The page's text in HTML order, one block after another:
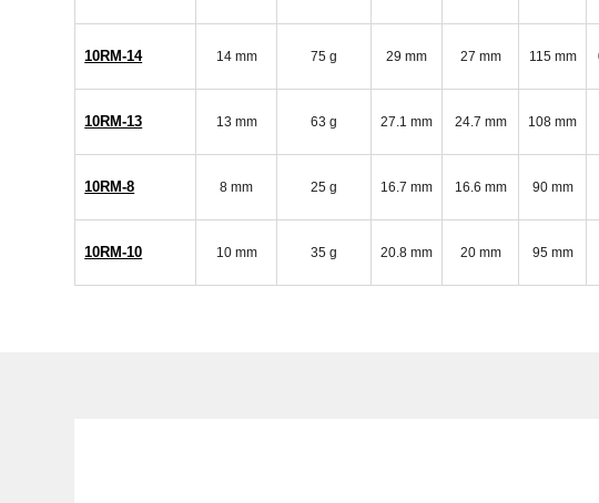
10RM-14 14 mm 75 g 29 mm 27 mm 115 mm
10RM-13 13 mm 63 g 27.1 mm 24.7 mm 108 mm
10RM-8 8 mm 25 g 16.7 mm 16.6 mm 90 mm
10RM-10 10 mm 35 g 20.8 mm 20 mm 95 mm